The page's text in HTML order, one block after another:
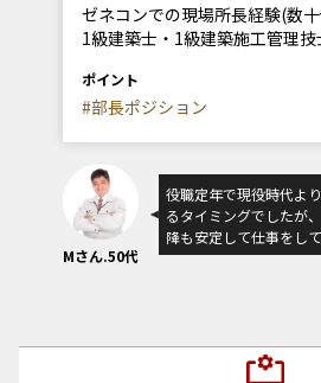
ゼネコンでの現場所長経験(数
1級建築士・1級建築施工管理技
ポイント
#部長ポジション
Mさん.50代
役職定年で現役時代よ
るタイミングでしたが
降も安定して仕事をし